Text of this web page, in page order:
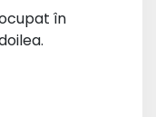
în